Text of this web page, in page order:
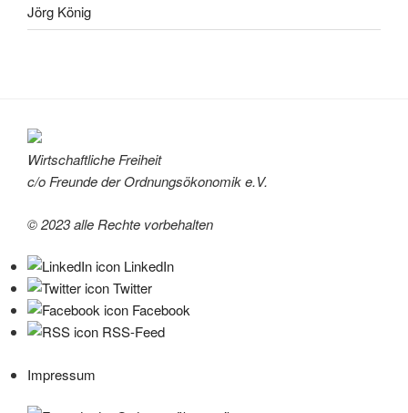
Jörg König
Wirtschaftliche Freiheit
c/o Freunde der Ordnungsökonomik e.V.
© 2023 alle Rechte vorbehalten
LinkedIn
Twitter
Facebook
RSS-Feed
Impressum